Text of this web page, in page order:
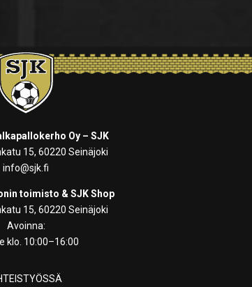
Oy – SJK
15, 60220 Seinäjoki
info@sjk.fi
toimisto & SJK Shop
15, 60220 Seinäjoki
Avoinna:
klo. 10:00–16:00